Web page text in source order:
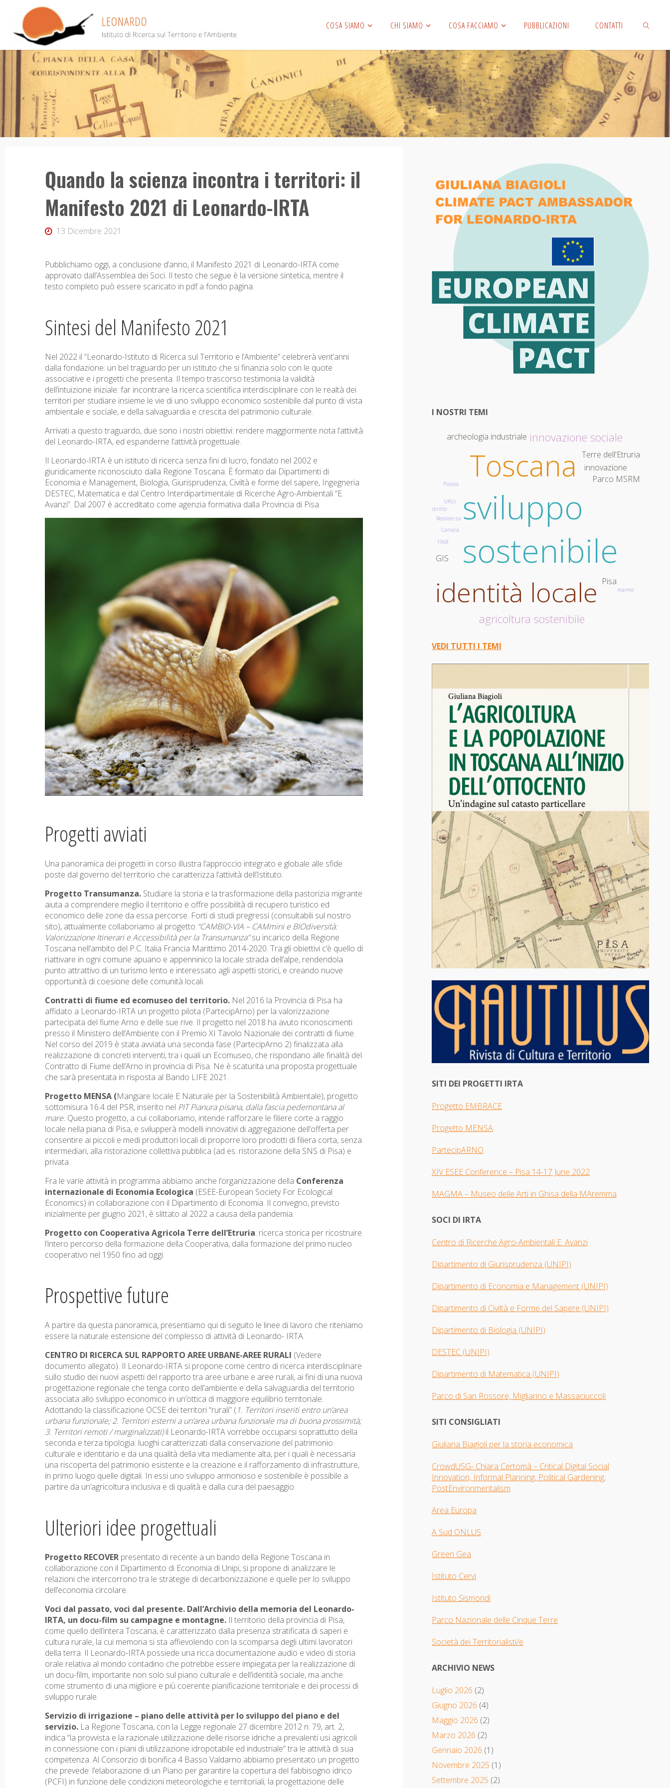
contenuto
COSA SIAMO CHI SIAMO COSA FACCIAMO PUBBLICAZIONI CONTATTI
CERCA
Quando la scienza incontra i territori: il
Manifesto 2021 di Leonardo-IRTA
13 Dicembre 2021
Pubblichiamo oggi, a conclusione d’anno, il Manifesto 2021 di Leonardo-IRTA come
approvato dall’Assemblea dei Soci. Il testo che segue è la versione sintetica, mentre il
testo completo può essere scaricato in pdf a fondo pagina.
Sintesi del Manifesto 2021
Nel 2022 il “Leonardo-Istituto di Ricerca sul Territorio e l’Ambiente” celebrerà vent’anni
dalla fondazione: un bel traguardo per un istituto che si finanzia solo con le quote
associative e i progetti che presenta. Il tempo trascorso testimonia la validità
dell’intuizione iniziale: far incontrare la ricerca scientifica interdisciplinare con le realtà dei
territori per studiare insieme le vie di uno sviluppo economico sostenibile dal punto di vista
ambientale e sociale, e della salvaguardia e crescita del patrimonio culturale.
Arrivati a questo traguardo, due sono i nostri obiettivi: rendere maggiormente nota l’attività
del Leonardo-IRTA, ed espanderne l’attività progettuale.
Il Leonardo-IRTA è un istituto di ricerca senza fini di lucro, fondato nel 2002 e
giuridicamente riconosciuto dalla Regione Toscana. È formato dai Dipartimenti di
Economia e Management, Biologia, Giurisprudenza, Civiltà e forme del sapere, Ingegneria
DESTEC, Matematica e dal Centro Interdipartimentale di Ricerche Agro-Ambientali “E.
Avanzi”. Dal 2007 è accreditato come agenzia formativa dalla Provincia di Pisa.
Progetti avviati
Una panoramica dei progetti in corso illustra l’approccio integrato e globale alle sfide
poste dal governo del territorio che caratterizza l’attività dell’Istituto.
Progetto Transumanza. Studiare la storia e la trasformazione della pastorizia migrante
aiuta a comprendere meglio il territorio e offre possibilità di recupero turistico ed
economico delle zone da essa percorse. Forti di studi pregressi (consultabili sul nostro
sito), attualmente collaboriamo al progetto “CAMBIO-VIA – CAMmini e BIOdiversità:
Valorizzazione Itinerari e Accessibilità per la Transumanza”su incarico della Regione
Toscana nell’ambito del P.C. Italia Francia Marittimo 2014-2020. Tra gli obiettivi c’è quello di
riattivare in ogni comune apuano e appenninico la locale strada dell’alpe, rendendola
punto attrattivo di un turismo lento e interessato agli aspetti storici, e creando nuove
opportunità di coesione delle comunità locali.
Contratti di fiume ed ecomuseo del territorio. Nel 2016 la Provincia di Pisa ha
affidato a Leonardo-IRTA un progetto pilota (PartecipArno) per la valorizzazione
partecipata del fiume Arno e delle sue rive. Il progetto nel 2018 ha avuto riconoscimenti
presso il Ministero dell’Ambiente con il Premio XI Tavolo Nazionale dei contratti di fiume.
Nel corso del 2019 è stata avviata una seconda fase (PartecipArno 2) finalizzata alla
realizzazione di concreti interventi, tra i quali un Ecomuseo, che rispondano alle finalità del
Contratto di Fiume dell’Arno in provincia di Pisa. Ne è scaturita una proposta progettuale
che sarà presentata in risposta al Bando LIFE 2021.
Progetto MENSA (Mangiare locale E Naturale per la Sostenibilità Ambientale), progetto
sottomisura 16.4 del PSR, inserito nel PIT Pianura pisana, dalla fascia pedemontana al
mare. Questo progetto, a cui collaboriamo, intende rafforzare le filiere corte a raggio
locale nella piana di Pisa, e svilupperà modelli innovativi di aggregazione dell’offerta per
consentire ai piccoli e medi produttori locali di proporre loro prodotti di filiera corta, senza
intermediari, alla ristorazione collettiva pubblica (ad es. ristorazione della SNS di Pisa) e
privata.
Fra le varie attività in programma abbiamo anche l’organizzazione della Conferenza
internazionale di Economia Ecologica (ESEE-European Society For Ecological
Economics) in collaborazione con il Dipartimento di Economia. Il convegno, previsto
inizialmente per giugno 2021, è slittato al 2022 a causa della pandemia.
Progetto con Cooperativa Agricola Terre dell’Etruria: ricerca storica per ricostruire
l’intero percorso della formazione della Cooperativa, dalla formazione del primo nucleo
cooperativo nel 1950 fino ad oggi.
Prospettive future
A partire da questa panoramica, presentiamo qui di seguito le linee di lavoro che riteniamo
essere la naturale estensione del complesso di attività di Leonardo- IRTA.
CENTRO DI RICERCA SUL RAPPORTO AREE URBANE-AREE RURALI (Vedere
documento allegato). Il Leonardo-IRTA si propone come centro di ricerca interdisciplinare
sullo studio dei nuovi aspetti del rapporto tra aree urbane e aree rurali, ai fini di una nuova
progettazione regionale che tenga conto dell’ambiente e della salvaguardia del territorio
associata allo sviluppo economico in un’ottica di maggiore equilibrio territoriale.
Adottando la classificazione OCSE dei territori “rurali” ( 1. Territori inseriti entro un’area
urbana funzionale; 2. Territori esterni a un’area urbana funzionale ma di buona prossimità;
3. Territori remoti / marginalizzati)il Leonardo-IRTA vorrebbe occuparsi soprattutto della
seconda e terza tipologia: luoghi caratterizzati dalla conservazione del patrimonio
culturale e identitario e da una qualità della vita mediamente alta, per i quali è necessaria
una riscoperta del patrimonio esistente e la creazione e il rafforzamento di infrastrutture,
in primo luogo quelle digitali. In essi uno sviluppo armonioso e sostenibile è possibile a
partire da un’agricoltura inclusiva e di qualità e dalla cura del paesaggio.
Ulteriori idee progettuali
Progetto RECOVER presentato di recente a un bando della Regione Toscana in
collaborazione con il Dipartimento di Economia di Unipi, si propone di analizzare le
relazioni che intercorrono tra le strategie di decarbonizzazione e quelle per lo sviluppo
dell’economia circolare.
Voci dal passato, voci dal presente. Dall’Archivio della memoria del Leonardo-
IRTA, un docu-film su campagne e montagne. Il territorio della provincia di Pisa,
come quello dell’intera Toscana, è caratterizzato dalla presenza stratificata di saperi e
cultura rurale, la cui memoria si sta affievolendo con la scomparsa degli ultimi lavoratori
della terra. Il Leonardo-IRTA possiede una ricca documentazione audio e video di storia
orale relativa al mondo contadino che potrebbe essere impiegata per la realizzazione di
un docu-film, importante non solo sul piano culturale e dell’identità sociale, ma anche
come strumento di una migliore e più coerente pianificazione territoriale e dei processi di
sviluppo rurale.
Servizio di irrigazione – piano delle attività per lo sviluppo del piano e del
servizio. La Regione Toscana, con la Legge regionale 27 dicembre 2012 n. 79, art. 2,
indica “la provvista e la razionale utilizzazione delle risorse idriche a prevalenti usi agricoli
in connessione con i piani di utilizzazione idropotabile ed industriale” tra le attività di sua
competenza. Al Consorzio di bonifica 4 Basso Valdarno abbiamo presentato un progetto
che prevede: l’elaborazione di un Piano per garantire la copertura del fabbisogno idrico
(PCFI) in funzione delle condizioni meteorologiche e territoriali; la progettazione delle
I NOSTRI TEMI
sviluppo
sostenibile
Toscana
identità locale
agricoltura sostenibile
innovazione sociale
innovazione
archeologia industriale
Parco MSRM
Pisa
GIS
Terre dell'Etruria
Resistenza
Carrara
marmo
Pistoia
1968
diritto
Uffizi
VEDI TUTTI I TEMI
SITI DEI PROGETTI IRTA
Progetto EMBRACE
Progetto MENSA
PartecipARNO
XIV ESEE Conference – Pisa 14-17 June 2022
MAGMA – Museo delle Arti in Ghisa della MAremma
SOCI DI IRTA
Centro di Ricerche Agro-Ambientali E. Avanzi
Dipartimento di Giurisprudenza (UNIPI​)
Dipartimento di Economia e Management (UNIPI)
Dipartimento di Civiltà e Forme del Sapere (UNIPI)
Dipartimento di Biologia (UNIPI)
DESTEC (UNIPI)
Dipartimento di Matematica (UNIPI)
Parco di San Rossore, Migliarino e Massaciuccoli
SITI CONSIGLIATI
Giuliana Biagioli per la storia economica
CrowdUSG- Chiara Certomà – Critical Digital Social
Innovation, Informal Planning, Political Gardening,
PostEnvironmentalism
Area Europa
A Sud ONLUS
Green Gea
Istituto Cervi
Istituto Sismondi
Parco Nazionale delle Cinque Terre
Società dei Territorialisti/e
ARCHIVIO NEWS
Luglio 2026 (2)
Giugno 2026 (4)
Maggio 2026 (2)
Marzo 2026 (2)
Gennaio 2026 (1)
Novembre 2025 (1)
Settembre 2025 (2)